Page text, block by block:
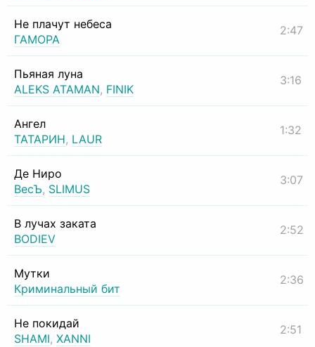
Не плачут небеса
ГАМОРА
2:47
Пьяная луна
ALEKS ATAMAN, FINIK
3:16
Ангел
ТАТАРИН, LAUR
1:32
Де Ниро
ВесЪ, SLIMUS
3:07
В лучах заката
BODIEV
2:52
Мутки
Криминальный бит
2:36
Не покидай
SHAMI, XANNI
2:51